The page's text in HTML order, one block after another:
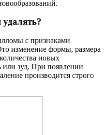
с признаками
изменение формы, размера
новых
или зуд. При появлении
производится строго